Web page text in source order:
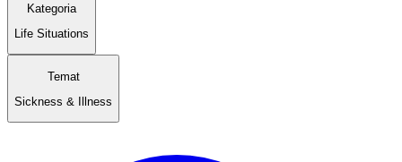
Kategoria
Life Situations
Temat
Sickness & Illness